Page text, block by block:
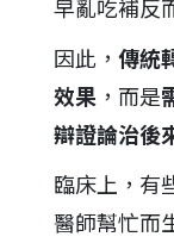
早亂吃補反
因此， 傳統
效果 ，而是
辯證論治後
臨床上，有
醫師幫忙而